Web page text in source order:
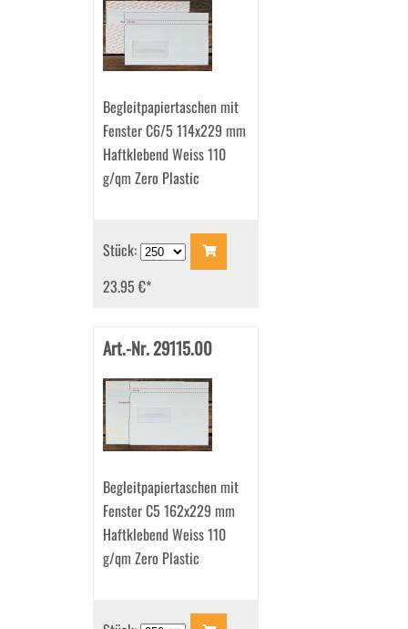
Begleitpapiertaschen mit
Fenster C6/5 114x229 mm
Haftklebend Weiss 110
g/qm Zero Plastic
Stück:
23.95 €*
Art.-Nr. 29115.00
Begleitpapiertaschen mit
Fenster C5 162x229 mm
Haftklebend Weiss 110
g/qm Zero Plastic